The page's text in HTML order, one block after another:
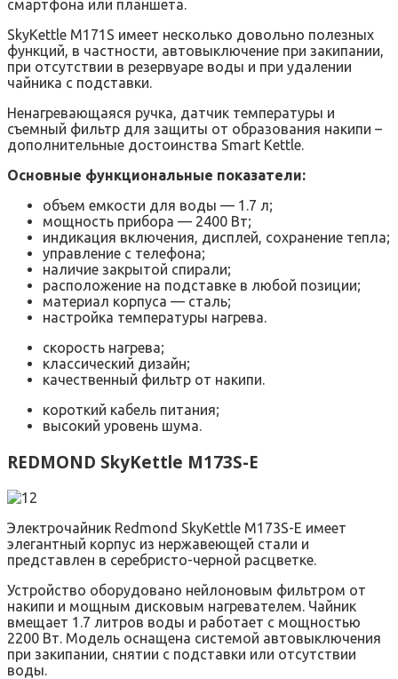
смартфона или планшета.
SkyKettle M171S имеет несколько довольно полезных
функций, в частности, автовыключение при закипании,
при отсутствии в резервуаре воды и при удалении
чайника с подставки.
Ненагревающаяся ручка, датчик температуры и
съемный фильтр для защиты от образования накипи –
дополнительные достоинства Smart Kettle.
Основные функциональные показатели:
объем емкости для воды — 1.7 л;
мощность прибора — 2400 Вт;
индикация включения, дисплей, сохранение тепла;
управление с телефона;
наличие закрытой спирали;
расположение на подставке в любой позиции;
материал корпуса — сталь;
настройка температуры нагрева.
скорость нагрева;
классический дизайн;
качественный фильтр от накипи.
короткий кабель питания;
высокий уровень шума.
REDMOND SkyKettle M173S-E
Электрочайник Redmond SkyKettle M173S-E имеет
элегантный корпус из нержавеющей стали и
представлен в серебристо-черной расцветке.
Устройство оборудовано нейлоновым фильтром от
накипи и мощным дисковым нагревателем. Чайник
вмещает 1.7 литров воды и работает с мощностью
2200 Вт. Модель оснащена системой автовыключения
при закипании, снятии с подставки или отсутствии
воды.